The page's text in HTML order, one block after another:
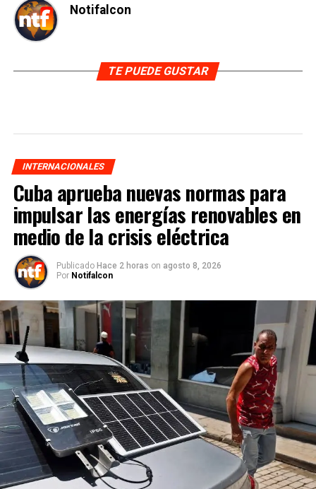
Notifalcon
TE PUEDE GUSTAR
INTERNACIONALES
Cuba aprueba nuevas normas para
impulsar las energías renovables en
medio de la crisis eléctrica
Publicado Hace 2 horas on agosto 8, 2026
Por Notifalcon